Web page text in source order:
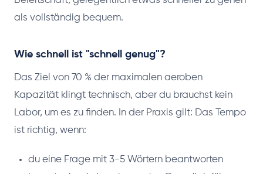
als vollständig bequem.
Wie schnell ist "schnell genug"?
Das Ziel von 70 % der maximalen aeroben
Kapazität klingt technisch, aber du brauchst kein
Labor, um es zu finden. In der Praxis gilt: Das Tempo
ist richtig, wenn:
du eine Frage mit 3-5 Wörtern beantworten